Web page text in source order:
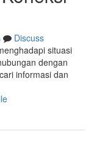
Discuss
situasi
dengan
informasi dan